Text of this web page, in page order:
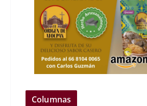
Columnas